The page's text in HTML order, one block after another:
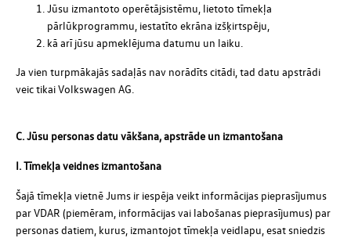
Jūsu izmantoto operētājsistēmu, lietoto tīmekļa
pārlūkprogrammu, iestatīto ekrāna izšķirtspēju,
kā arī jūsu apmeklējuma datumu un laiku.
Ja vien turpmākajās sadaļās nav norādīts citādi, tad datu apstrādi
veic tikai Volkswagen AG.
C. Jūsu personas datu vākšana, apstrāde un izmantošana
I. Tīmekļa veidnes izmantošana
Šajā tīmekļa vietnē Jums ir iespēja veikt informācijas pieprasījumus
par VDAR (piemēram, informācijas vai labošanas pieprasījumus) par
personas datiem, kurus, izmantojot tīmekļa veidlapu, esat sniedzis